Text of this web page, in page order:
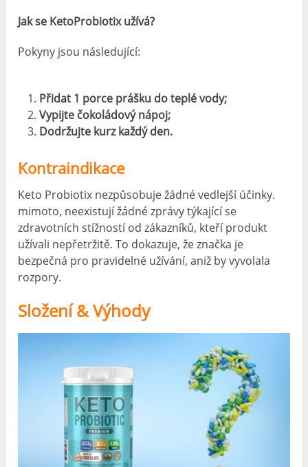
Jak se KetoProbiotix užívá?
Pokyny jsou následující:
Přidat 1 porce prášku do teplé vody;
Vypijte čokoládový nápoj;
Dodržujte kurz každý den.
Kontraindikace
Keto Probiotix nezpůsobuje žádné vedlejší účinky.
mimoto, neexistují žádné zprávy týkající se
zdravotních stížností od zákazníků, kteří produkt
užívali nepřetržitě. To dokazuje, že značka je
bezpečná pro pravidelné užívání, aniž by vyvolala
rozpory.
Složení & Výhody